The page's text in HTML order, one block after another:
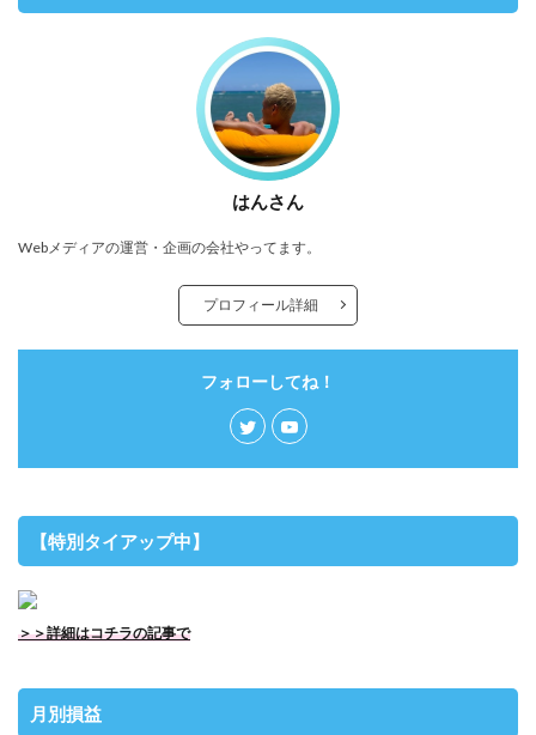
はんさん
Webメディアの運営・企画の会社やってます。
プロフィール詳細
フォローしてね！
【特別タイアップ中】
＞＞詳細はコチラの記事で
月別損益